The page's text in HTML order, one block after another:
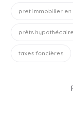
pret immobilier en
prêts
taxes foncières